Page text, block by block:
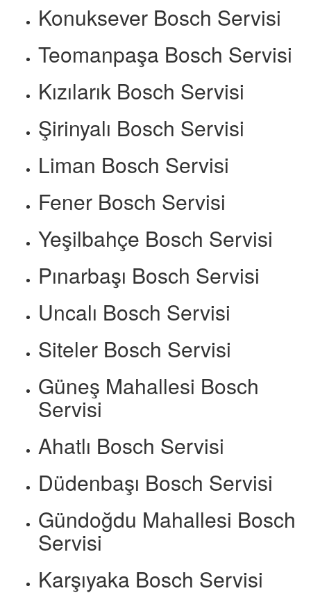
Konuksever Bosch Servisi
Teomanpaşa Bosch Servisi
Kızılarık Bosch Servisi
Şirinyalı Bosch Servisi
Liman Bosch Servisi
Fener Bosch Servisi
Yeşilbahçe Bosch Servisi
Pınarbaşı Bosch Servisi
Uncalı Bosch Servisi
Siteler Bosch Servisi
Güneş Mahallesi Bosch
Servisi
Ahatlı Bosch Servisi
Düdenbaşı Bosch Servisi
Gündoğdu Mahallesi Bosch
Servisi
Karşıyaka Bosch Servisi